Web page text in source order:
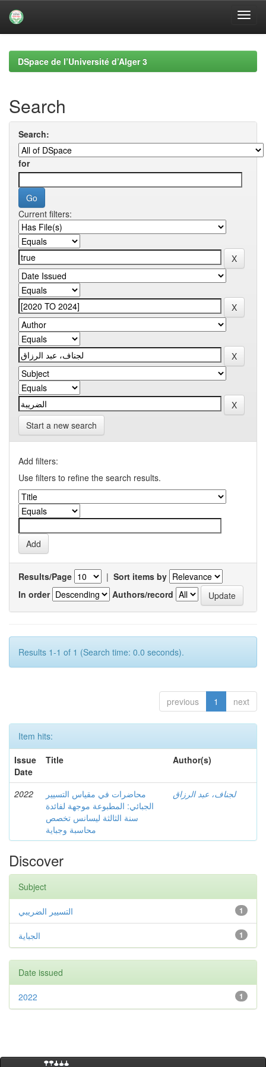
navigationDSpace de l’Université d’Alger 3
Search
Search:
for
Current filters:
Start a new search
Add filters:
Use filters to refine the search results.
Results/Page | Sort items by
In order
Authors/record
Results 1-1 of 1 (Search time: 0.0 seconds).
previous 1 next
Item hits:
Issue
Date
Title Author(s)
2022
محاضرات في مقياس التسيير
الجبائي: المطبوعة موجهة لفائدة
سنة الثالثة ليسانس تخصص
محاسبة وجباية
لجناف، عبد الرزاق
Discover
Subject
1 التسيير الضريبي
1 الجباية
Date issued
1
2022